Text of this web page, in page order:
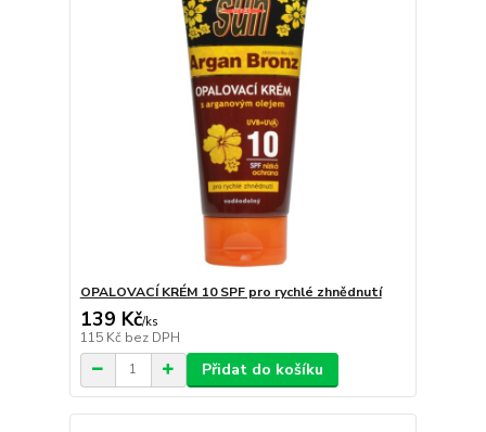
OPALOVACÍ KRÉM 10 SPF pro rychlé zhnědnutí
139 Kč/ks
115 Kč bez DPH
Přidat do košíku